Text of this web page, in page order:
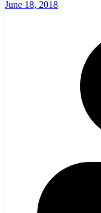
June 18, 2018